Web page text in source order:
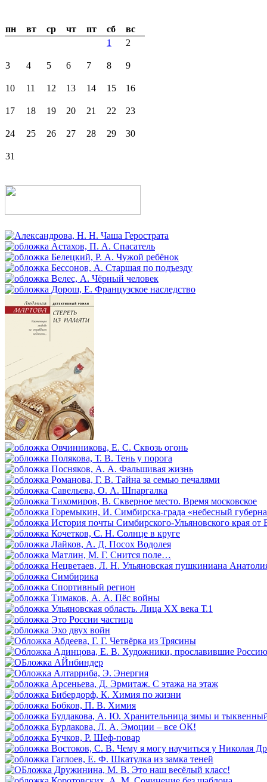
пн вт ср чт пт сб
вс
1
2
3 4 5 6 7 8 9
10 11 12 13 14 15 16
17 18 19 20 21 22 23
24 25 26 27 28 29 30
31